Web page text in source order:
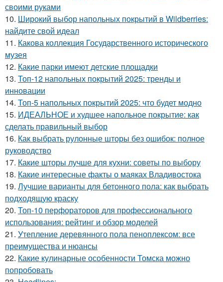
своими руками
10. Широкий выбор напольных покрытий в Wildberries:
найдите свой идеал
11. Какова коллекция Государственного исторического
музея
12. Какие парки имеют детские площадки
13. Топ-12 напольных покрытий 2025: тренды и
инновации
14. Топ-5 напольных покрытий 2025: что будет модно
15. ИДЕАЛЬНОЕ и худшее напольное покрытие: как
сделать правильный выбор
16. Как выбрать рулонные шторы без ошибок: полное
руководство
17. Какие шторы лучше для кухни: советы по выбору
18. Какие интересные факты о маяках Владивостока
19. Лучшие варианты для бетонного пола: как выбрать
подходящую краску
20. Топ-10 перфораторов для профессионального
использования: рейтинг и обзор моделей
21. Утепление деревянного пола пеноплексом: все
преимущества и нюансы
22. Какие кулинарные особенности Томска можно
попробовать